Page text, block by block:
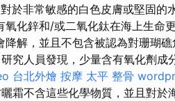
對於非常敏感的白色皮膚或堅固的
化鋅和/或二氧化鈦在海上生命
解，並且不包含被認為對珊瑚礁
究人員發現，少量含有氧化劑成
台北外燴 按摩 太平 整骨
霜不含這些化學物質，並且對於